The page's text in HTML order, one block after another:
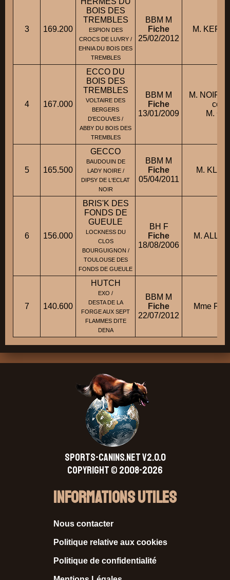
3 169.200
BOIS DES
TREMBLES
ESPION DES
CROCS DE LUVRY /
EHNIA DU BOIS DES
TREMBLES
BBM M
Fiche
25/02/2012
M.
4 167.000
ECCO DU
BOIS DES
TREMBLES
VOLTAIRE DES
BERGERS
D'ECOUVES /
ABBY DU BOIS DES
TREMBLES
BBM M
Fiche
13/01/2009
M.
M.
5 165.500
GECCO
BAUDOUIN DE
LADY NOIRE /
DIPSY DE L'ECLAT
NOIR
BBM M
Fiche
05/04/2011
M.
6 156.000
BRIS'K DES
FONDS DE
GUEULE
LOCKNESS DU
CLOS
BOURGUIGNON /
TOULOUSE DES
FONDS DE GUEULE
BH F
Fiche
18/08/2006
M.
7 140.600
HUTCH
EXO /
DESTA DE LA
FORGE AUX SEPT
FLAMMES DITE
DENA
BBM M
Fiche
22/07/2012
Mme
SPORTS-CANINS.NET V2.0.0
Copyright © 2008-2026
Informations Utiles
Nous contacter
Politique relative aux cookies
Politique de confidentialité